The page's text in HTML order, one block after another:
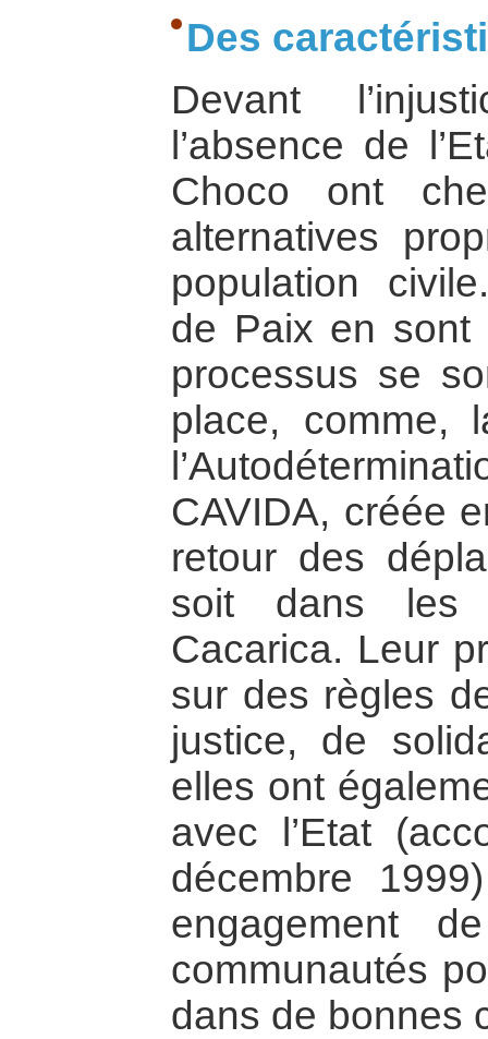
Des
Devant
l’absence de
Choco ont
alternatives
population
de Paix en sont
processus se
place, comme,
CAVIDA, créée
retour des
soit dans les
Cacarica. Leur
sur des règles
justice, de
elles ont
avec l’Etat
décembre
engagement
communautés
dans de bonnes